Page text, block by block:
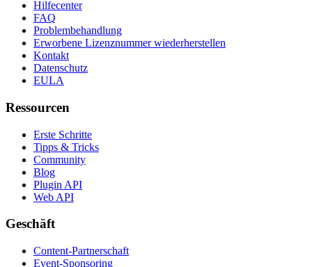
Hilfecenter
FAQ
Problembehandlung
Erworbene Lizenznummer wiederherstellen
Kontakt
Datenschutz
EULA
Ressourcen
Erste Schritte
Tipps & Tricks
Community
Blog
Plugin API
Web API
Geschäft
Content-Partnerschaft
Event-Sponsoring